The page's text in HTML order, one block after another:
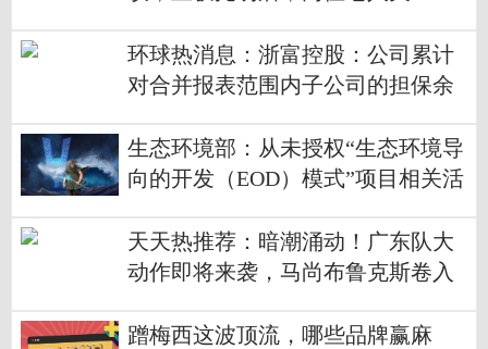
环球热消息：浙富控股：公司累计
对合并报表范围内子公司的担保余
生态环境部：从未授权“生态环境导
向的开发（EOD）模式”项目相关活
天天热推荐：暗潮涌动！广东队大
动作即将来袭，马尚布鲁克斯卷入
蹭梅西这波顶流，哪些品牌赢麻